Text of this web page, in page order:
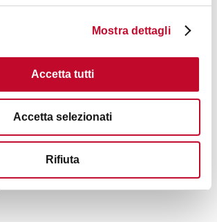
Mostra dettagli
Accetta tutti
Accetta selezionati
Rifiuta
+1